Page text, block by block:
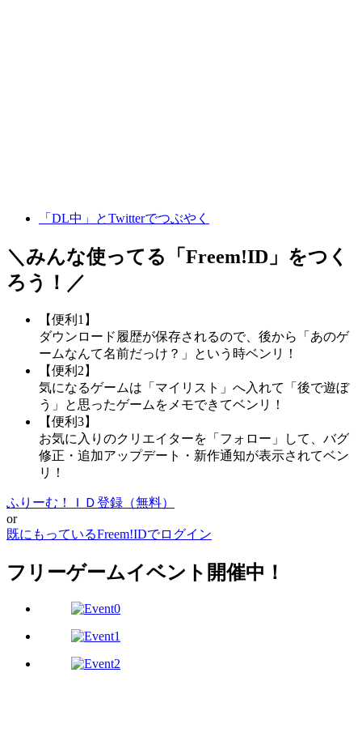
「DL中」とTwitterでつぶやく
＼みんな使ってる「 Freem!ID 」をつく
ろう！／
【便利1】
ダウンロード履歴が保存されるので、後から「あのゲ
ームなんて名前だっけ？」という時ベンリ！
【便利2】
気になるゲームは「マイリスト」へ入れて「後で遊ぼ
う」と思ったゲームをメモできてベンリ！
【便利3】
お気に入りのクリエイターを「フォロー」して、バグ
修正・追加アップデート・新作通知が表示されてベン
リ！
ふりーむ！ＩＤ登録（無料）
or
既にもっているFreem!IDでログイン
フリーゲームイベント開催中！